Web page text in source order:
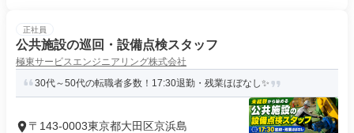
正社員
公共施設の巡回・設備点検スタッフ
極東サービスエンジニアリング株式会社
30代～50代の転職者多数！17:30退勤・残業ほぼなし✨
〒143-0003東京都大田区京浜島